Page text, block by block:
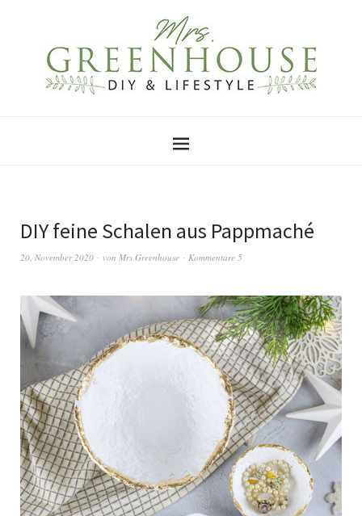
DIY feine Schalen aus Pappmaché
20. November 2020 von Mrs Greenhouse Kommentare 5